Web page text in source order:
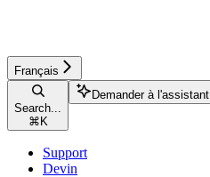
Français
Search...
⌘ K
Demander à l'assistant
Support
Devin